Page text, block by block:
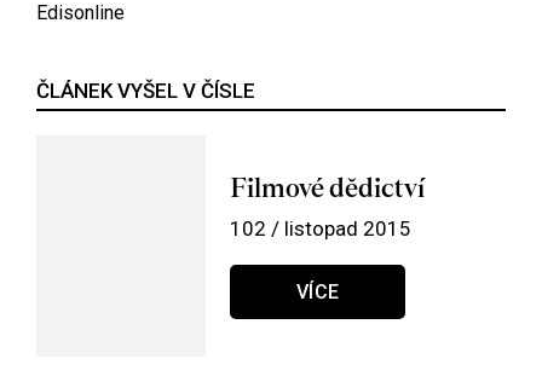
Edisonline
ČLÁNEK VYŠEL V ČÍSLE
Filmové dědictví
102 / listopad 2015
VÍCE